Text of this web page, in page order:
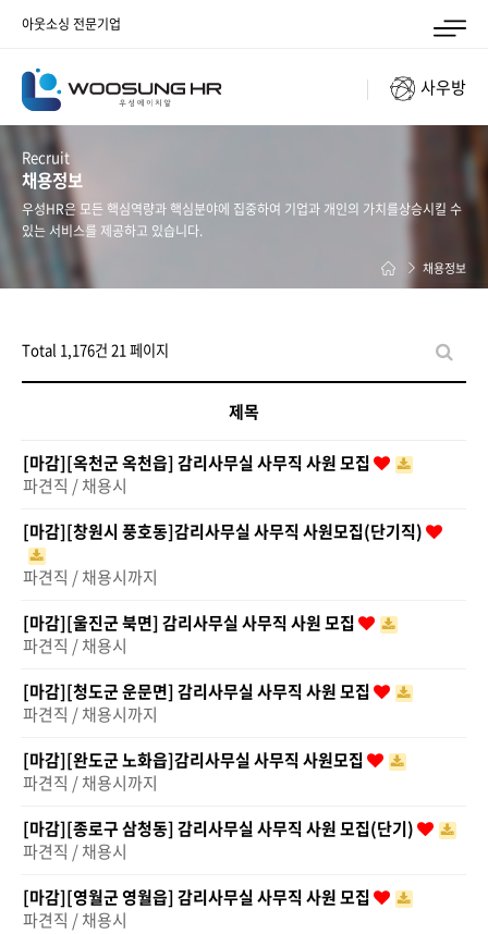
아웃소싱 전문기업
사우방
Recruit
채용정보
우성HR은 모든 핵심역량과 핵심분야에 집중하여 기업과 개인의 가치를상승시킬 수
있는 서비스를 제공하고 있습니다.
채용정보
Total 1,176건 21 페이지
제목
[마감][옥천군 옥천읍] 감리사무실 사무직 사원 모집
파견직 / 채용시
[마감][창원시 풍호동]감리사무실 사무직 사원모집(단기직)
파견직 / 채용시까지
[마감][울진군 북면] 감리사무실 사무직 사원 모집
파견직 / 채용시
[마감][청도군 운문면] 감리사무실 사무직 사원 모집
파견직 / 채용시까지
[마감][완도군 노화읍]감리사무실 사무직 사원모집
파견직 / 채용시까지
[마감][종로구 삼청동] 감리사무실 사무직 사원 모집(단기)
파견직 / 채용시
[마감][영월군 영월읍] 감리사무실 사무직 사원 모집
파견직 / 채용시